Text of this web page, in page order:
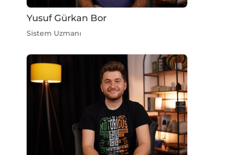
Yusuf Gürkan Bor
Sistem Uzmanı